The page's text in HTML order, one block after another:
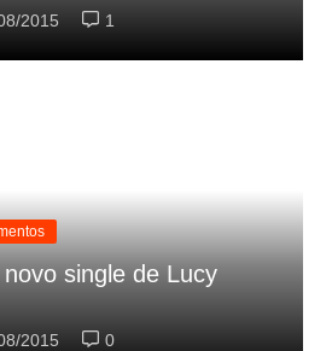
2015 1
single de Lucy
2015 0